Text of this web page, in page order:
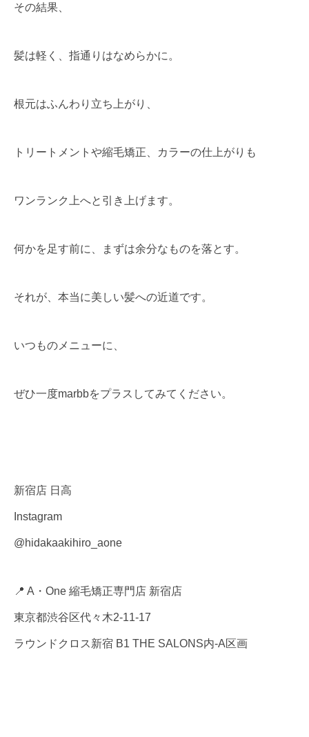
その結果、
髪は軽く、指通りはなめらかに。
根元はふんわり立ち上がり、
トリートメントや縮毛矯正、カラーの仕上がりも
ワンランク上へと引き上げます。
何かを足す前に、まずは余分なものを落とす。
それが、本当に美しい髪への近道です。
いつものメニューに、
ぜひ一度marbbをプラスしてみてください。
新宿店 日高
Instagram
@hidakaakihiro_aone
📍 A・One 縮毛矯正専門店 新宿店
東京都渋谷区代々木2-11-17
ラウンドクロス新宿 B1 THE SALONS内-A区画